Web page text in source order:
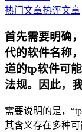
热门文章热评文章
首先需要明确
代的软件名称
道的tp软件可
法规。因此，
需要说明的是，
其含义存在多种